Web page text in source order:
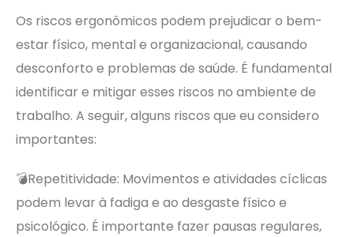
Os riscos ergonômicos podem prejudicar o bem-
estar físico, mental e organizacional, causando
desconforto e problemas de saúde. É fundamental
identificar e mitigar esses riscos no ambiente de
trabalho. A seguir, alguns riscos que eu considero
importantes:
💣Repetitividade: Movimentos e atividades cíclicas
podem levar à fadiga e ao desgaste físico e
psicológico. É importante fazer pausas regulares,